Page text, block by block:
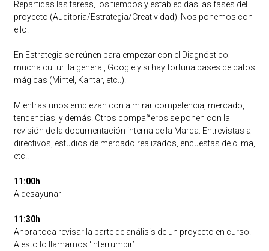
Repartidas las tareas, los tiempos y establecidas las fases del
proyecto (Auditoria/Estrategia/Creatividad). Nos ponemos con
ello.
En Estrategia se reúnen para empezar con el Diagnóstico:
mucha culturilla general, Google y si hay fortuna bases de datos
mágicas (Mintel, Kantar, etc..).
Mientras unos empiezan con a mirar competencia, mercado,
tendencias, y demás. Otros compañeros se ponen con la
revisión de la documentación interna de la Marca: Entrevistas a
directivos, estudios de mercado realizados, encuestas de clima,
etc..
11:00h
A desayunar
11:30h
Ahora toca revisar la parte de análisis de un proyecto en curso.
A esto lo llamamos ‘interrumpir’.